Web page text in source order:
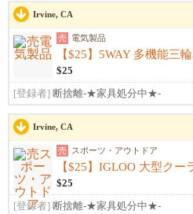
Irvine, CA
売 電気製品
$25
[登録者] 断捨離-★家具処分中★-
Irvine, CA
売 スポーツ・アウトドア
$25
[登録者] 断捨離-★家具処分中★-